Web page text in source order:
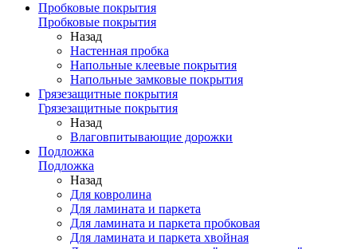
Пробковые покрытия
Пробковые покрытия
Назад
Настенная пробка
Напольные клеевые покрытия
Напольные замковые покрытия
Грязезащитные покрытия
Грязезащитные покрытия
Назад
Влаговпитывающие дорожки
Подложка
Подложка
Назад
Для ковролина
Для ламината и паркета
Для ламината и паркета пробковая
Для ламината и паркета хвойная